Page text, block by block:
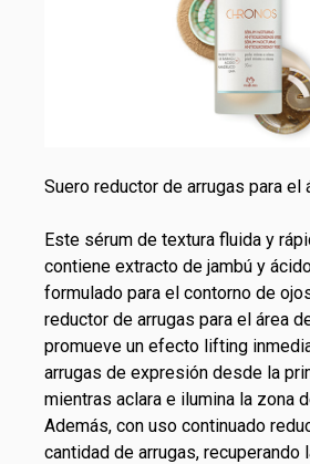
Suero reductor de arrugas para el
Este sérum de textura fluida y
contiene extracto de jambú y
formulado para el contorno de
reductor de arrugas para el área
promueve un efecto lifting
arrugas de expresión desde la
mientras aclara e ilumina la zona
Además, con uso continuado
cantidad de arrugas, recuperando